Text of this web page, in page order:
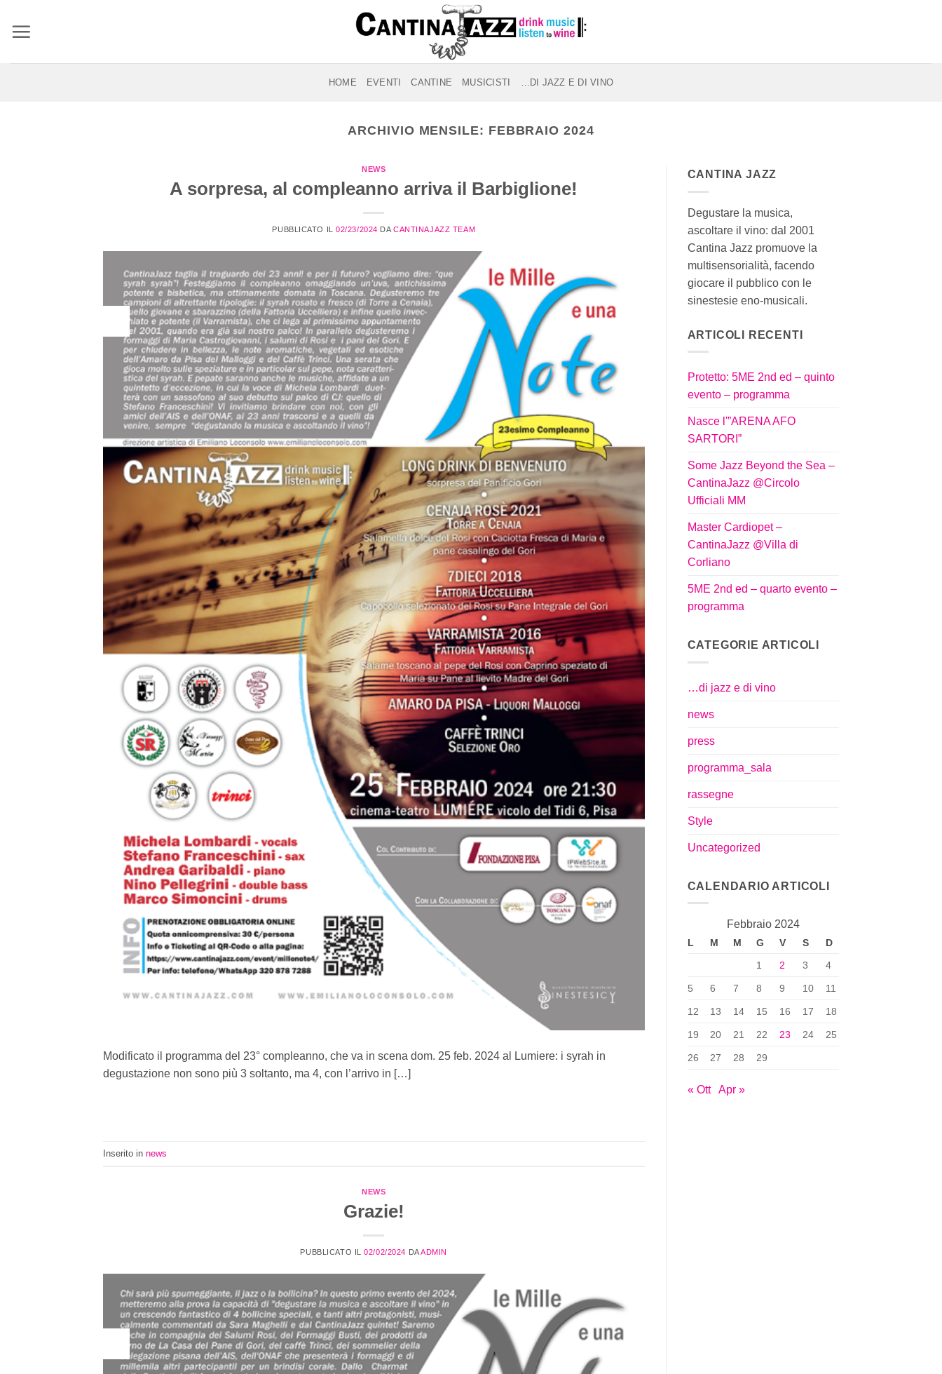
HOME EVENTI CANTINE MUSICISTI …DI JAZZ E DI VINO
ARCHIVIO MENSILE: FEBBRAIO 2024
NEWS
A sorpresa, al compleanno arriva il Barbiglione!
PUBBLICATO IL02/23/2024 DACANTINAJAZZ TEAM
Modificato il programma del 23° compleanno, che va in scena dom. 25 feb. 2024 al Lumiere: i syrah in
degustazione non sono più 3 soltanto, ma 4, con l’arrivo in […]
Inserito in news
NEWS
Grazie!
PUBBLICATO IL02/02/2024 DAADMIN
CANTINA JAZZ
Degustare la musica,
ascoltare il vino: dal 2001
Cantina Jazz promuove la
multisensorialità, facendo
giocare il pubblico con le
sinestesie eno-musicali.
ARTICOLI RECENTI
Protetto: 5ME 2nd ed – quinto
evento – programma
Nasce l'”ARENA AFO
SARTORI”
Some Jazz Beyond the Sea –
CantinaJazz @Circolo
Ufficiali MM
Master Cardiopet –
CantinaJazz @Villa di
Corliano
5ME 2nd ed – quarto evento –
programma
CATEGORIE ARTICOLI
…di jazz e di vino
news
press
programma_sala
rassegne
Style
Uncategorized
CALENDARIO ARTICOLI
Febbraio 2024
L M M G V S
D
1
2 3 4
5 6 7 8 9 10 11
12 13 14 15 16 17 18
19 20 21 22 23 24 25
26 27 28 29
« Ott Apr »